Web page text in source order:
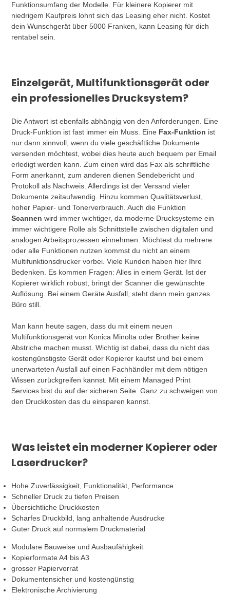
Funktionsumfang der Modelle. Für kleinere Kopierer mit
niedrigem Kaufpreis lohnt sich das Leasing eher nicht. Kostet
dein Wunschgerät über 5000 Franken, kann Leasing für dich
rentabel sein.
Einzelgerät, Multifunktionsgerät oder
ein professionelles Drucksystem?
Die Antwort ist ebenfalls abhängig von den Anforderungen. Eine
Druck-Funktion ist fast immer ein Muss. Eine Fax-Funktion ist
nur dann sinnvoll, wenn du viele geschäftliche Dokumente
versenden möchtest, wobei dies heute auch bequem per Email
erledigt werden kann. Zum einen wird das Fax als schriftliche
Form anerkannt, zum anderen dienen Sendebericht und
Protokoll als Nachweis. Allerdings ist der Versand vieler
Dokumente zeitaufwendig. Hinzu kommen Qualitätsverlust,
hoher Papier- und Tonerverbrauch. Auch die Funktion
Scannen wird immer wichtiger, da moderne Drucksysteme ein
immer wichtigere Rolle als Schnittstelle zwischen digitalen und
analogen Arbeitsprozessen einnehmen. Möchtest du mehrere
oder alle Funktionen nutzen kommst du nicht an einem
Multifunktionsdrucker vorbei. Viele Kunden haben hier Ihre
Bedenken. Es kommen Fragen: Alles in einem Gerät. Ist der
Kopierer wirklich robust, bringt der Scanner die gewünschte
Auflösung. Bei einem Geräte Ausfall, steht dann mein ganzes
Büro still.
Man kann heute sagen, dass du mit einem neuen
Multifunktionsgerät von Konica Minolta oder Brother keine
Abstriche machen musst. Wichtig ist dabei, dass du nicht das
kostengünstigste Gerät oder Kopierer kaufst und bei einem
unerwarteten Ausfall auf einen Fachhändler mit dem nötigen
Wissen zurückgreifen kannst. Mit einem Managed Print
Services bist du auf der sicheren Seite. Ganz zu schweigen von
den Druckkosten das du einsparen kannst.
Was leistet ein moderner Kopierer oder
Laserdrucker?
Hohe Zuverlässigkeit, Funktionalität, Performance
Schneller Druck zu tiefen Preisen
Übersichtliche Druckkosten
Scharfes Druckbild, lang anhaltende Ausdrucke
Guter Druck auf normalem Druckmaterial
Modulare Bauweise und Ausbaufähigkeit
Kopierformate A4 bis A3
grosser Papiervorrat
Dokumentensicher und kostengünstig
Elektronische Archivierung